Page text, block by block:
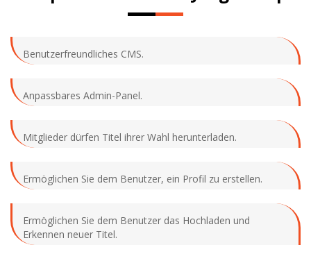
Benutzerfreundliches CMS.
Anpassbares Admin-Panel.
Mitglieder dürfen Titel ihrer Wahl herunterladen.
Ermöglichen Sie dem Benutzer, ein Profil zu erstellen.
Ermöglichen Sie dem Benutzer das Hochladen und
Erkennen neuer Titel.